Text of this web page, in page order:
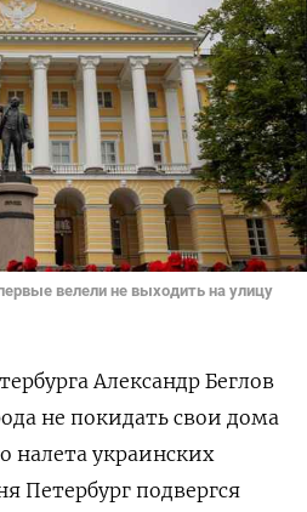
велели не выходить на улицу
Александр Беглов
не покидать свои дома
налета украинских
Петербург подвергся